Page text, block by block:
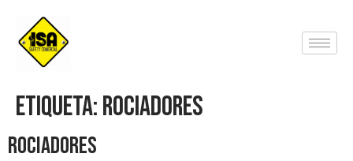
Etiqueta:Rociadores
ROCIADORES